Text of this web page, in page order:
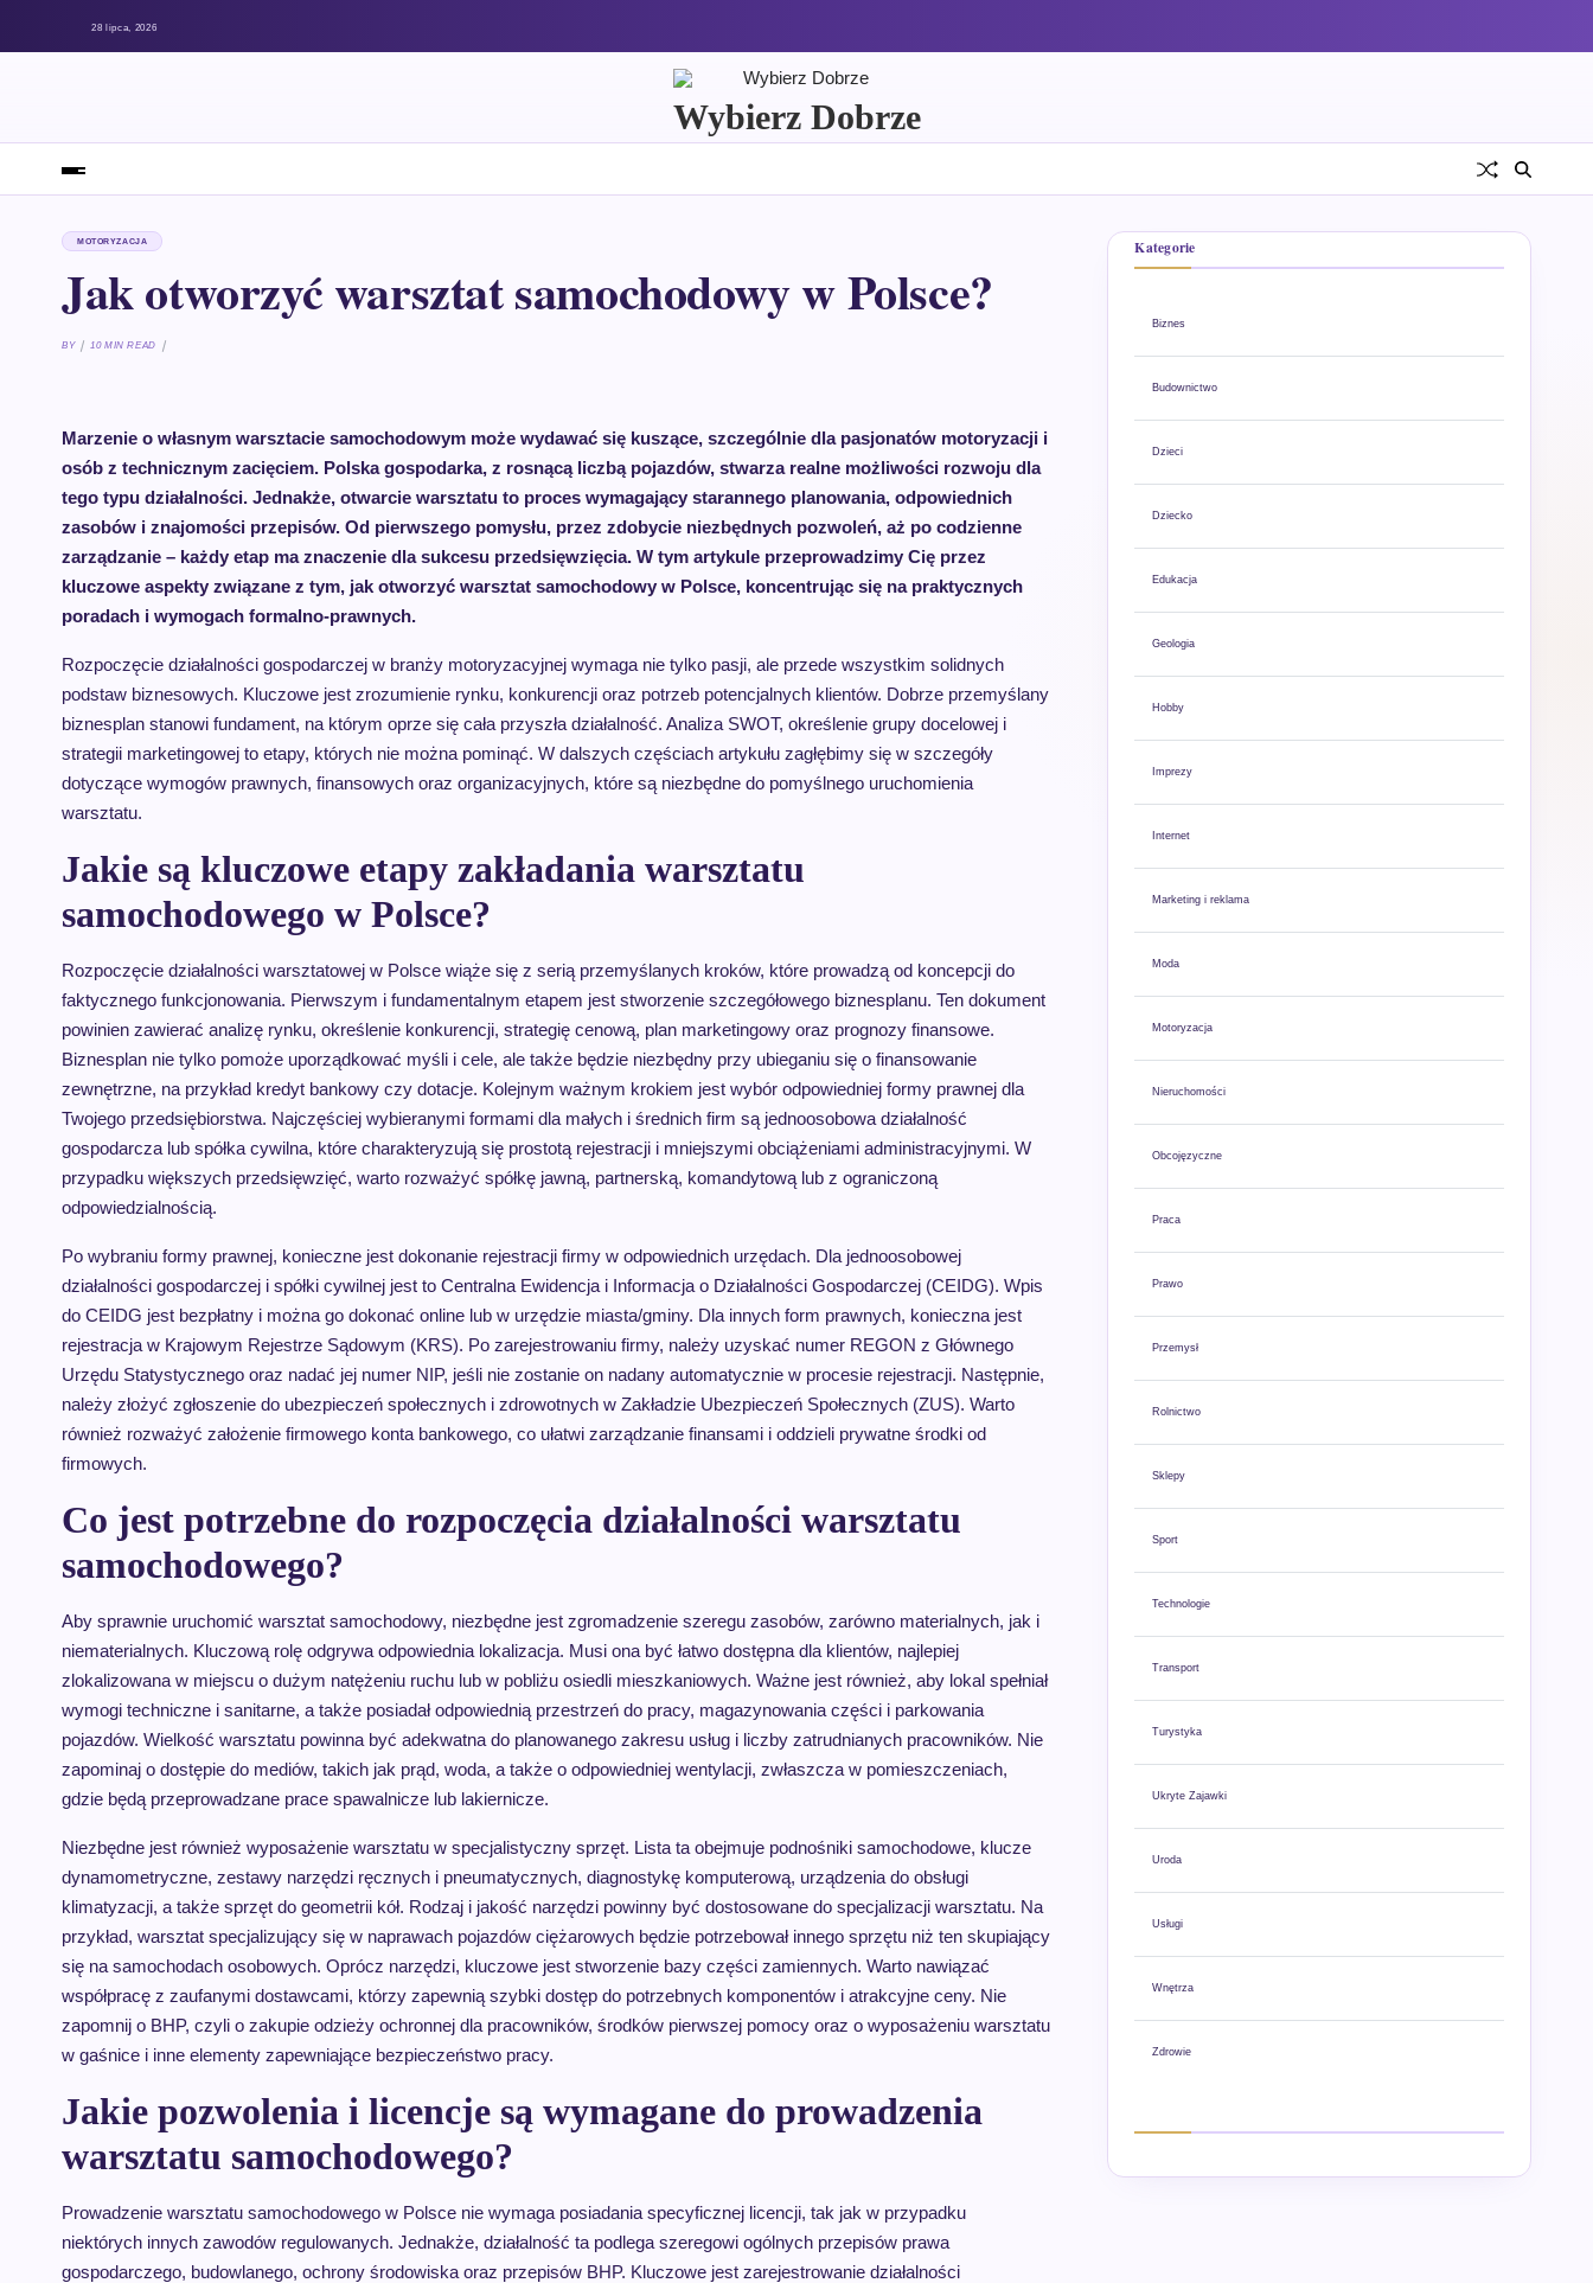
28 lipca, 2026
Wybierz Dobrze
MOTORYZACJA
Jak otworzyć warsztat samochodowy w Polsce?
BY 10 MIN READ
Marzenie o własnym warsztacie samochodowym może wydawać się kuszące, szczególnie dla pasjonatów motoryzacji i
osób z technicznym zacięciem. Polska gospodarka, z rosnącą liczbą pojazdów, stwarza realne możliwości rozwoju dla
tego typu działalności. Jednakże, otwarcie warsztatu to proces wymagający starannego planowania, odpowiednich
zasobów i znajomości przepisów. Od pierwszego pomysłu, przez zdobycie niezbędnych pozwoleń, aż po codzienne
zarządzanie – każdy etap ma znaczenie dla sukcesu przedsięwzięcia. W tym artykule przeprowadzimy Cię przez
kluczowe aspekty związane z tym, jak otworzyć warsztat samochodowy w Polsce, koncentrując się na praktycznych
poradach i wymogach formalno-prawnych.
Rozpoczęcie działalności gospodarczej w branży motoryzacyjnej wymaga nie tylko pasji, ale przede wszystkim solidnych
podstaw biznesowych. Kluczowe jest zrozumienie rynku, konkurencji oraz potrzeb potencjalnych klientów. Dobrze przemyślany
biznesplan stanowi fundament, na którym oprze się cała przyszła działalność. Analiza SWOT, określenie grupy docelowej i
strategii marketingowej to etapy, których nie można pominąć. W dalszych częściach artykułu zagłębimy się w szczegóły
dotyczące wymogów prawnych, finansowych oraz organizacyjnych, które są niezbędne do pomyślnego uruchomienia
warsztatu.
Jakie są kluczowe etapy zakładania warsztatu
samochodowego w Polsce?
Rozpoczęcie działalności warsztatowej w Polsce wiąże się z serią przemyślanych kroków, które prowadzą od koncepcji do
faktycznego funkcjonowania. Pierwszym i fundamentalnym etapem jest stworzenie szczegółowego biznesplanu. Ten dokument
powinien zawierać analizę rynku, określenie konkurencji, strategię cenową, plan marketingowy oraz prognozy finansowe.
Biznesplan nie tylko pomoże uporządkować myśli i cele, ale także będzie niezbędny przy ubieganiu się o finansowanie
zewnętrzne, na przykład kredyt bankowy czy dotacje. Kolejnym ważnym krokiem jest wybór odpowiedniej formy prawnej dla
Twojego przedsiębiorstwa. Najczęściej wybieranymi formami dla małych i średnich firm są jednoosobowa działalność
gospodarcza lub spółka cywilna, które charakteryzują się prostotą rejestracji i mniejszymi obciążeniami administracyjnymi. W
przypadku większych przedsięwzięć, warto rozważyć spółkę jawną, partnerską, komandytową lub z ograniczoną
odpowiedzialnością.
Po wybraniu formy prawnej, konieczne jest dokonanie rejestracji firmy w odpowiednich urzędach. Dla jednoosobowej
działalności gospodarczej i spółki cywilnej jest to Centralna Ewidencja i Informacja o Działalności Gospodarczej (CEIDG). Wpis
do CEIDG jest bezpłatny i można go dokonać online lub w urzędzie miasta/gminy. Dla innych form prawnych, konieczna jest
rejestracja w Krajowym Rejestrze Sądowym (KRS). Po zarejestrowaniu firmy, należy uzyskać numer REGON z Głównego
Urzędu Statystycznego oraz nadać jej numer NIP, jeśli nie zostanie on nadany automatycznie w procesie rejestracji. Następnie,
należy złożyć zgłoszenie do ubezpieczeń społecznych i zdrowotnych w Zakładzie Ubezpieczeń Społecznych (ZUS). Warto
również rozważyć założenie firmowego konta bankowego, co ułatwi zarządzanie finansami i oddzieli prywatne środki od
firmowych.
Co jest potrzebne do rozpoczęcia działalności warsztatu
samochodowego?
Aby sprawnie uruchomić warsztat samochodowy, niezbędne jest zgromadzenie szeregu zasobów, zarówno materialnych, jak i
niematerialnych. Kluczową rolę odgrywa odpowiednia lokalizacja. Musi ona być łatwo dostępna dla klientów, najlepiej
zlokalizowana w miejscu o dużym natężeniu ruchu lub w pobliżu osiedli mieszkaniowych. Ważne jest również, aby lokal spełniał
wymogi techniczne i sanitarne, a także posiadał odpowiednią przestrzeń do pracy, magazynowania części i parkowania
pojazdów. Wielkość warsztatu powinna być adekwatna do planowanego zakresu usług i liczby zatrudnianych pracowników. Nie
zapominaj o dostępie do mediów, takich jak prąd, woda, a także o odpowiedniej wentylacji, zwłaszcza w pomieszczeniach,
gdzie będą przeprowadzane prace spawalnicze lub lakiernicze.
Niezbędne jest również wyposażenie warsztatu w specjalistyczny sprzęt. Lista ta obejmuje podnośniki samochodowe, klucze
dynamometryczne, zestawy narzędzi ręcznych i pneumatycznych, diagnostykę komputerową, urządzenia do obsługi
klimatyzacji, a także sprzęt do geometrii kół. Rodzaj i jakość narzędzi powinny być dostosowane do specjalizacji warsztatu. Na
przykład, warsztat specjalizujący się w naprawach pojazdów ciężarowych będzie potrzebował innego sprzętu niż ten skupiający
się na samochodach osobowych. Oprócz narzędzi, kluczowe jest stworzenie bazy części zamiennych. Warto nawiązać
współpracę z zaufanymi dostawcami, którzy zapewnią szybki dostęp do potrzebnych komponentów i atrakcyjne ceny. Nie
zapomnij o BHP, czyli o zakupie odzieży ochronnej dla pracowników, środków pierwszej pomocy oraz o wyposażeniu warsztatu
w gaśnice i inne elementy zapewniające bezpieczeństwo pracy.
Jakie pozwolenia i licencje są wymagane do prowadzenia
warsztatu samochodowego?
Prowadzenie warsztatu samochodowego w Polsce nie wymaga posiadania specyficznej licencji, tak jak w przypadku
niektórych innych zawodów regulowanych. Jednakże, działalność ta podlega szeregowi ogólnych przepisów prawa
gospodarczego, budowlanego, ochrony środowiska oraz przepisów BHP. Kluczowe jest zarejestrowanie działalności
Kategorie
Biznes
Budownictwo
Dzieci
Dziecko
Edukacja
Geologia
Hobby
Imprezy
Internet
Marketing i reklama
Moda
Motoryzacja
Nieruchomości
Obcojęzyczne
Praca
Prawo
Przemysł
Rolnictwo
Sklepy
Sport
Technologie
Transport
Turystyka
Ukryte Zajawki
Uroda
Usługi
Wnętrza
Zdrowie